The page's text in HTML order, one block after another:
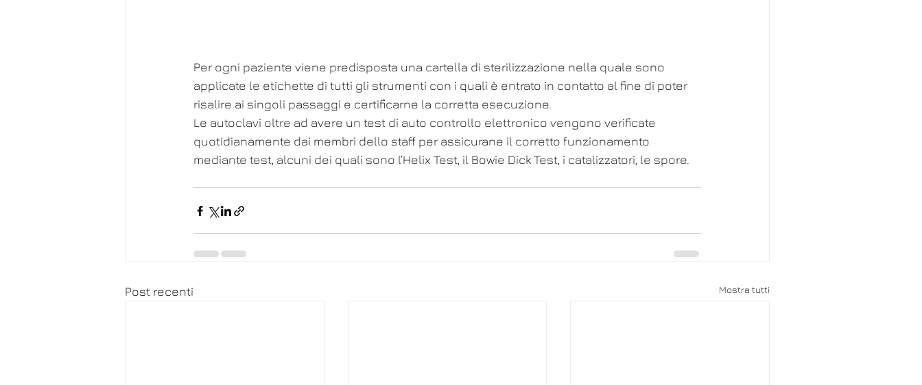
Per ogni paziente viene predisposta una cartella di sterilizzazione nella quale sono
applicate le etichette di tutti gli strumenti con i quali è entrato in contatto al fine di poter
risalire ai singoli passaggi e certificarne la corretta esecuzione.
Le autoclavi oltre ad avere un test di auto controllo elettronico vengono verificate
quotidianamente dai membri dello staff per assicurane il corretto funzionamento
mediante test, alcuni dei quali sono l’Helix Test, il Bowie Dick Test, i catalizzatori, le spore.
Post recenti Mostra tutti